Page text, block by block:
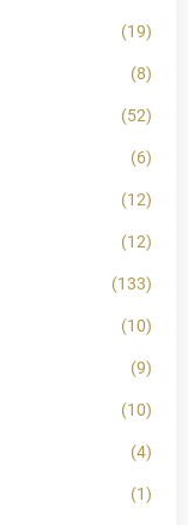
(19)
(8)
(52)
(6)
(12)
(12)
(133)
(10)
(9)
(10)
(4)
(1)